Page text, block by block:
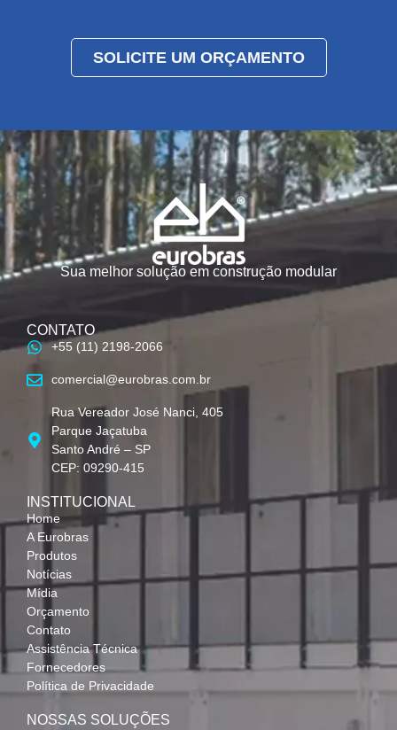
SOLICITE UM ORÇAMENTO
Sua melhor solução em construção modular
CONTATO
+55 (11) 2198-2066
comercial@eurobras.com.br
Rua Vereador José Nanci, 405
Parque Jaçatuba
Santo André – SP
CEP: 09290-415
INSTITUCIONAL
Home
A Eurobras
Produtos
Notícias
Mídia
Orçamento
Contato
Assistência Técnica
Fornecedores
Política de Privacidade
NOSSAS SOLUÇÕES